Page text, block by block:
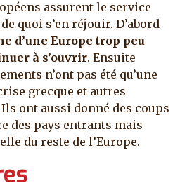
assurent le service
quoi s’en réjouir. D’abord
d’une Europe trop peu
à s’ouvrir. Ensuite
n’ont pas été qu’une
grecque et autres
ont aussi donné des coups
des pays entrants mais
du reste de l’Europe.